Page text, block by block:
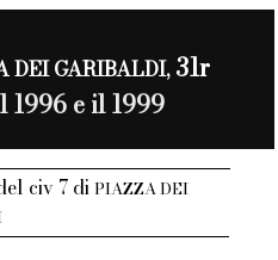
DEI GARIBALDI,31r
e il 1999
civ 7 diPIAZZA DEI